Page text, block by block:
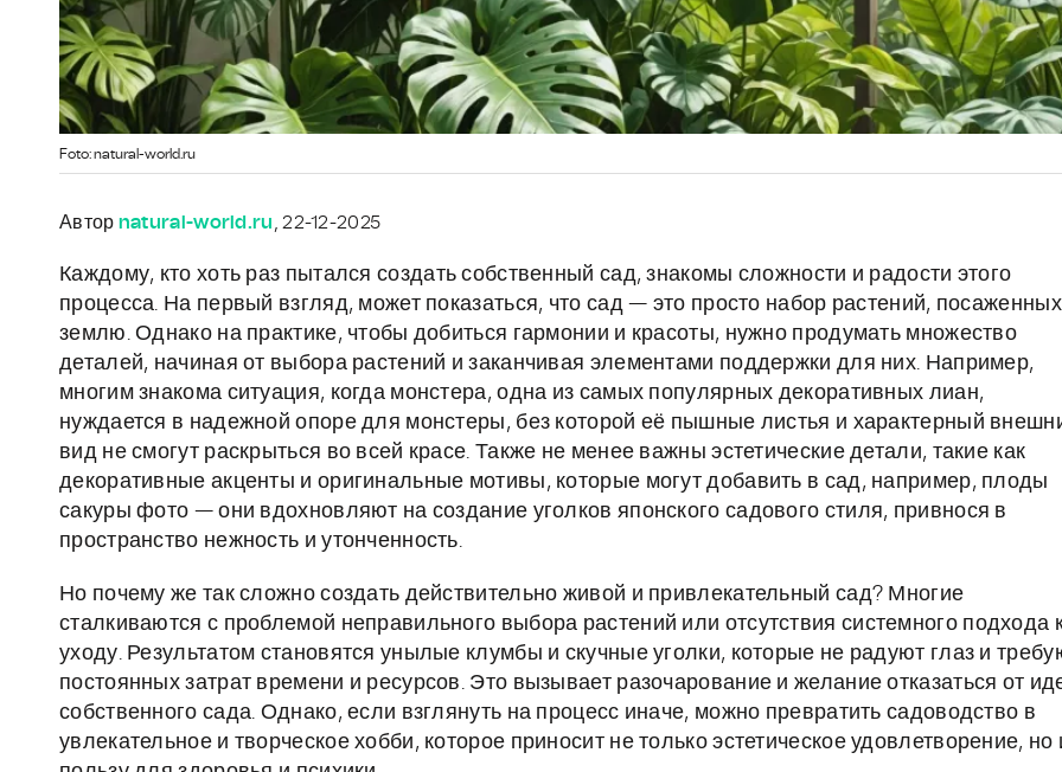
Foto: natural-world.ru
Автор natural-world.ru, 22-12-2025
Каждому, кто хоть раз пытался создать собственный сад, знакомы сложности и радости этого
процесса. На первый взгляд, может показаться, что сад — это просто набор растений,
землю. Однако на практике, чтобы добиться гармонии и красоты, нужно продумать множество
деталей, начиная от выбора растений и заканчивая элементами поддержки для них. Например,
многим знакома ситуация, когда монстера, одна из самых популярных декоративных лиан,
нуждается в надежной опоре для монстеры, без которой её пышные листья и характерный
вид не смогут раскрыться во всей красе. Также не менее важны эстетические детали, такие как
декоративные акценты и оригинальные мотивы, которые могут добавить в сад, например, плоды
сакуры фото — они вдохновляют на создание уголков японского садового стиля, привнося в
пространство нежность и утонченность.
Но почему же так сложно создать действительно живой и привлекательный сад? Многие
сталкиваются с проблемой неправильного выбора растений или отсутствия системного подхода
уходу. Результатом становятся унылые клумбы и скучные уголки, которые не радуют глаз и
постоянных затрат времени и ресурсов. Это вызывает разочарование и желание отказаться от
собственного сада. Однако, если взглянуть на процесс иначе, можно превратить садоводство в
увлекательное и творческое хобби, которое приносит не только эстетическое удовлетворение, но